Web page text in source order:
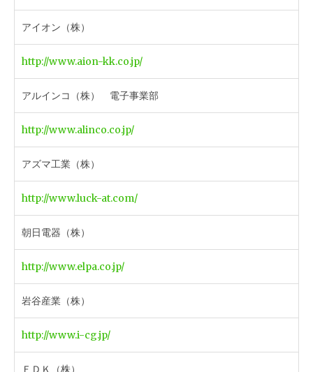
アイオン（株）
http://www.aion-kk.co.jp/
アルインコ（株） 電子事業部
http://www.alinco.co.jp/
アズマ工業（株）
http://www.luck-at.com/
朝日電器（株）
http://www.elpa.co.jp/
岩谷産業（株）
http://www.i-cg.jp/
ＦＤＫ（株）